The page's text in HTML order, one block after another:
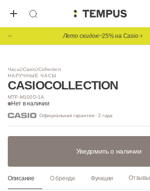
Лето скидок−25% на Casio
Часы Casio Collection
НАРУЧНЫЕ ЧАСЫ
CASIOCOLLECTION
MTP-M100D-1A
Нет в наличии
Официальная гарантия · 2 года
Уведомить о наличии
Описание О бренде Функции Отзывы